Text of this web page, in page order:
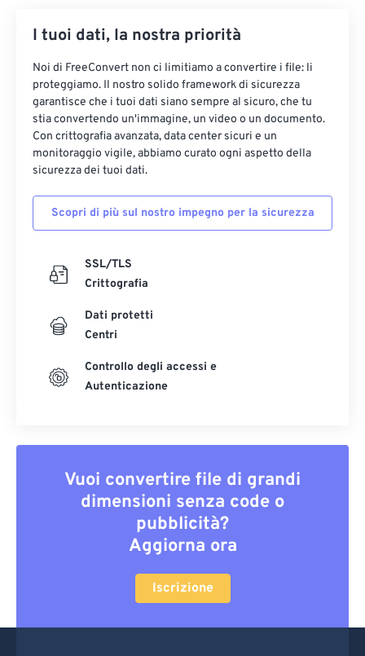
I tuoi dati, la nostra priorità
Noi di FreeConvert non ci limitiamo a convertire i file: li
proteggiamo. Il nostro solido framework di sicurezza
garantisce che i tuoi dati siano sempre al sicuro, che tu
stia convertendo un'immagine, un video o un documento.
Con crittografia avanzata, data center sicuri e un
monitoraggio vigile, abbiamo curato ogni aspetto della
sicurezza dei tuoi dati.
Scopri di più sul nostro impegno per la sicurezza
SSL/TLS
Crittografia
Dati protetti
Centri
Controllo degli accessi e
Autenticazione
Vuoi convertire file di grandi
dimensioni senza code o
pubblicità?
Aggiorna ora
Iscrizione